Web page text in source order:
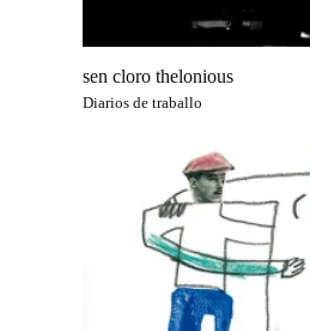
sen cloro thelonious
Diarios de traballo